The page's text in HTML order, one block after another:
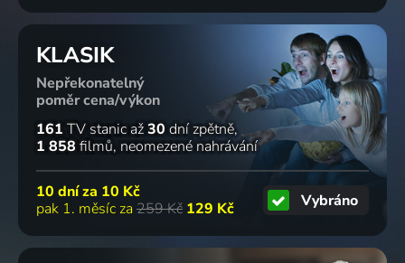
KLASIK
Nepřekonatelný
poměr cena/výkon
161 TV stanic až30 dní zpětně
1 858 filmů neomezené nahrávání
10 dní za 10 Kč
pak 1. měsíc za 259 Kč 129 Kč Vybráno